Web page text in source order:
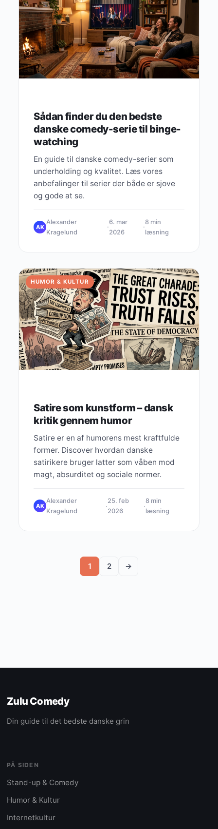
Sådan finder du den bedste
danske comedy-serie til binge-
watching
En guide til danske comedy-serier som
underholding og kvalitet. Læs vores
anbefalinger til serier der både er sjove
og gode at se.
AK
Alexander
Kragelund
·
6. mar
2026
·
8 min
læsning
HUMOR & KULTUR
Satire som kunstform – dansk
kritik gennem humor
Satire er en af humorens mest kraftfulde
former. Discover hvordan danske
satirikere bruger latter som våben mod
magt, absurditet og sociale normer.
AK
Alexander
Kragelund
·
25. feb
2026
·
8 min
læsning
1 2 →
Zulu Comedy
Din guide til det bedste danske grin
PÅ SIDEN
Stand-up & Comedy
Humor & Kultur
Internetkultur